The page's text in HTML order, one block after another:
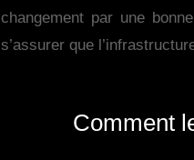
changement par une
s’assurer que
Comment